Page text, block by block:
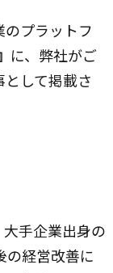
プラットフ
に、弊社がご
して掲載さ
手企業出身の
の経営改善に